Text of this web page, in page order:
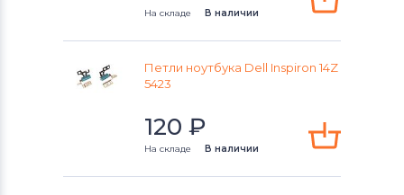
XPS
На складе В наличии
Петли ноутбука Dell Inspiron 14Z
5423
120 ₽
На складе В наличии